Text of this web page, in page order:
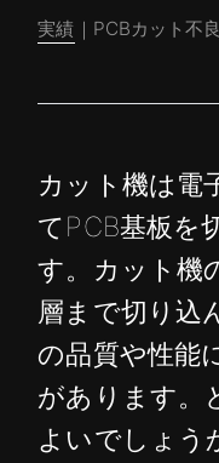
実績 ｜PCBカット不
カット機は電
てPCB基板を
す。カット機
層まで切り込
の品質や性能
があります。
よいでしょう